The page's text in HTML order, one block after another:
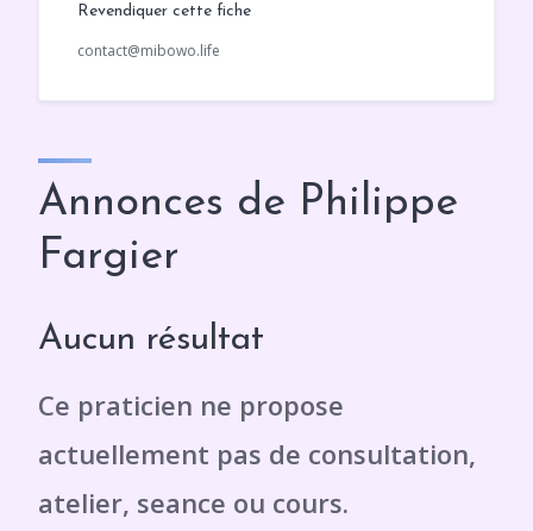
Revendiquer cette fiche
contact@mibowo.life
Annonces de Philippe
Fargier
Aucun résultat